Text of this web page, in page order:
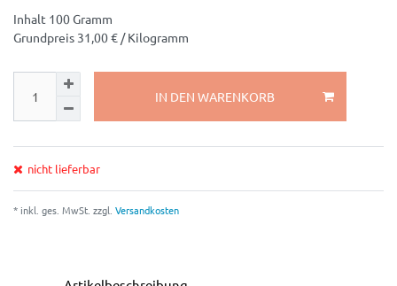
Inhalt 100Gramm
Grundpreis 31,00 € / Kilogramm
IN DEN WARENKORB
nicht lieferbar
* inkl. ges. MwSt. zzgl. Versandkosten